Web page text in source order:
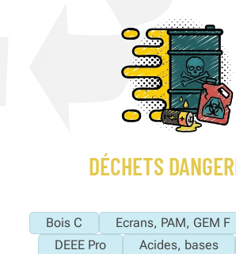
DÉCHETS
Bois C Ecrans, PAM, GEM F
DEEE Pro
Acides, bases